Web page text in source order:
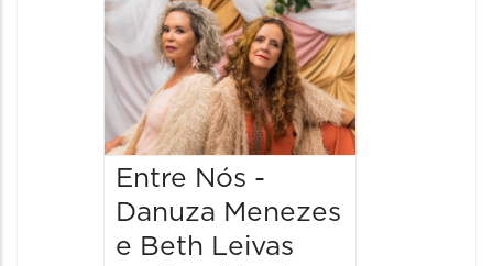
Entre Nós -
Danuza Menezes
e Beth Leivas